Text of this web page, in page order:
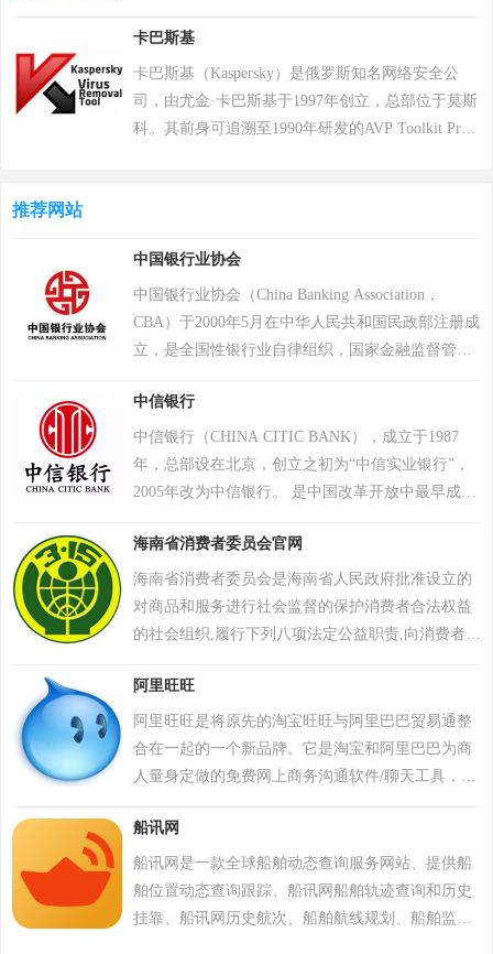
资源，并在不断缩小的安全区域内对抗其他玩家，
让自己生存到最后 。 游戏《绝地求生》除获得G-
STAR最高奖项总统奖以及其他五项大奖，且打破了
7项吉尼斯纪录。 2018年8月9日，《绝地求生》官
求生》将于12月8日登陆 Epic 游戏商城。自2024年1
月1日起，《绝地求生》不再支持所有使用Windows
7、Windows 8和Windows 8.1操作系统的PC平台。
2024年2月26日，PCL 赛事官方宣布，《PUBG》
年12月，入选Steam2025年热门游戏榜单年度热门游
戏榜、年度畅销榜。
卡巴斯基
卡巴斯基（Kaspersky）是俄罗斯知名网络安全公
司，由尤金·卡巴斯基于1997年创立，总部位于莫斯
科。其前身可追溯至1990年研发的AVP Toolkit Pro
个人防护、企业安全及工业控制系统，2017年推出
自主研发的安全操作系统，2022年“安全远程工作空
间”获世界互联网领先科技成果。因地缘政治影响，
2017年起被美国政府禁用，2024年6月遭全面封禁后
景，2019年品牌升级后聚焦全球化战略，在中国等
重点市场保持合作，曾中标中央政府采购项目并获
2023年世界互联网大会科技奖。
推荐网站
中国银行业协会
中国银行业协会（China Banking Association，
CBA）于2000年5月在中华人民共和国民政部注册成
立，是全国性银行业自律组织，国家金融监督管理
业协会共有766家会员单位；协会日常办事机构为秘
书处，秘书处共有21个部门，设立30个专业（工
作）委员会，1个代表机构。
中信银行
中信银行（CHINA CITIC BANK），成立于1987
年，总部设在北京，创立之初为“中信实业银行”，
2005年改为中信银行。 是中国改革开放中最早成立
市场融资的商业银行。2023年2月，“全球银行品牌
500强排行榜”中排名第20位 。2024年8月29日，中
信银行被胡润研究院列入《2024胡润中国元宇宙潜
力企业榜》，位列200位。
海南省消费者委员会官网
海南省消费者委员会是海南省人民政府批准设立的
对商品和服务进行社会监督的保护消费者合法权益
的社会组织,履行下列八项法定公益职责,向消费者提
服务的监督、检查,受理消费者的投诉，并对投诉事
项进行调查、调解等等。
阿里旺旺
阿里旺旺是将原先的淘宝旺旺与阿里巴巴贸易通整
合在一起的一个新品牌。它是淘宝和阿里巴巴为商
人量身定做的免费网上商务沟通软件/聊天工具，可
时把握商机，随时洽谈做生意，简洁方便。 这个品
牌分为阿里旺旺（淘宝版）与阿里旺旺（贸易通
版）、阿里旺旺（口碑网版）三个版本，这三个版
本之间支持用户互通交流，但是，如果你想同时使
船讯网
船讯网是一款全球船舶动态查询服务网站、提供船
舶位置动态查询跟踪、船讯网船舶轨迹查询和历史
挂靠、船讯网历史航次、船舶航线规划、船舶监